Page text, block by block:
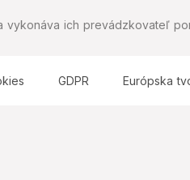
vykonáva ich prevádzkovateľ
GDPR Európska